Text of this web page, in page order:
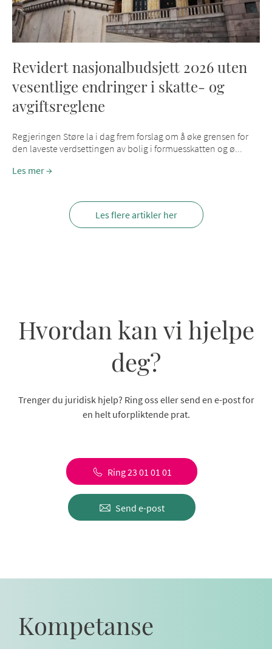
Revidert nasjonalbudsjett 2026 uten
vesentlige endringer i skatte- og
avgiftsreglene
Regjeringen Støre la i dag frem forslag om å øke grensen for
den laveste verdsettingen av bolig i formuesskatten og ø...
Les mer
Les flere artikler her
Hvordan kan vi hjelpe
deg?
Trenger du juridisk hjelp? Ring oss eller send en e-post for
en helt uforpliktende prat.
Ring 23 01 01 01
Send e-post
Kompetanse